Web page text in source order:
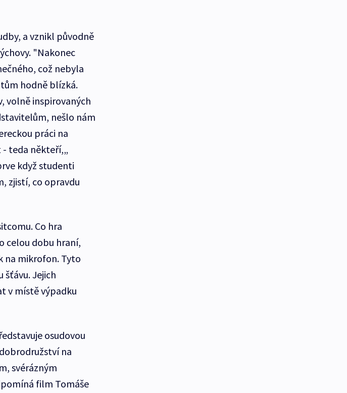
a vznikl původně
"Nakonec
což nebyla
hodně blízká.
volně inspirovaných
nešlo nám
práci na
- teda někteří,„
když studenti
zjistí, co opravdu
Co hra
celou dobu hraní,
na mikrofon. Tyto
šťávu. Jejich
v místě výpadku
osudovou
na
svérázným
film Tomáše